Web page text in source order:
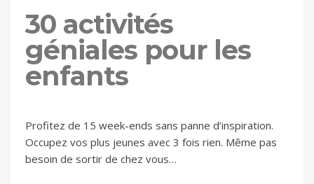
30 activités
géniales pour les
enfants
Profitez de 15 week-ends sans panne d’inspiration.
Occupez vos plus jeunes avec 3 fois rien. Même pas
besoin de sortir de chez vous…